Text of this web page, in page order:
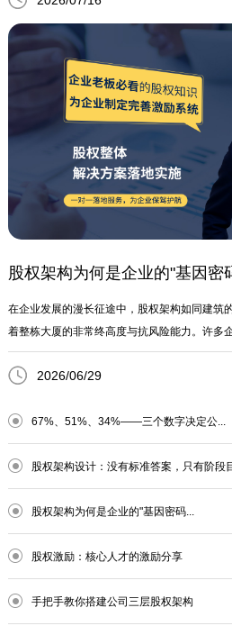
股权架构为何是企业的"基因密
在企业发展的漫长征途中，股权架构如同建
着整栋大厦的非常终高度与抗风险能力。许多
2026/06/29
67%、51%、34%——三个数字决定公...
股权架构设计：没有标准答案，只有阶段
股权架构为何是企业的"基因密码...
股权激励：核心人才的激励分享
手把手教你搭建公司三层股权架构